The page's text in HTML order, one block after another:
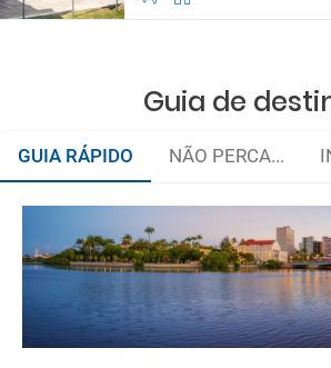
Guia de
GUIA RÁPIDO NÃO PERCA...
Organize sua viagem
Documentação
Como chegar?
Assistência médica
deverá imprimi-la